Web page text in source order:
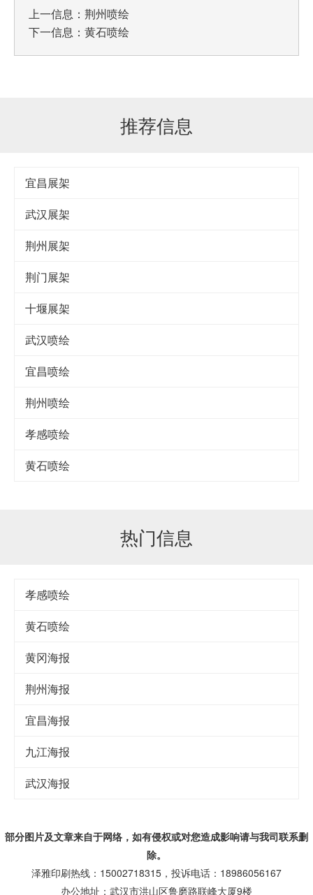
上一信息： 荆州喷绘
下一信息： 黄石喷绘
推荐信息
宜昌展架
武汉展架
荆州展架
荆门展架
十堰展架
武汉喷绘
宜昌喷绘
荆州喷绘
孝感喷绘
黄石喷绘
热门信息
孝感喷绘
黄石喷绘
黄冈海报
荆州海报
宜昌海报
九江海报
武汉海报
部分图片及文章来自于网络，如有侵权或对您造成影响请与我司联系删
除。
泽雅印刷热线：15002718315，投诉电话：18986056167
办公地址：武汉市洪山区鲁磨路联峰大厦9楼